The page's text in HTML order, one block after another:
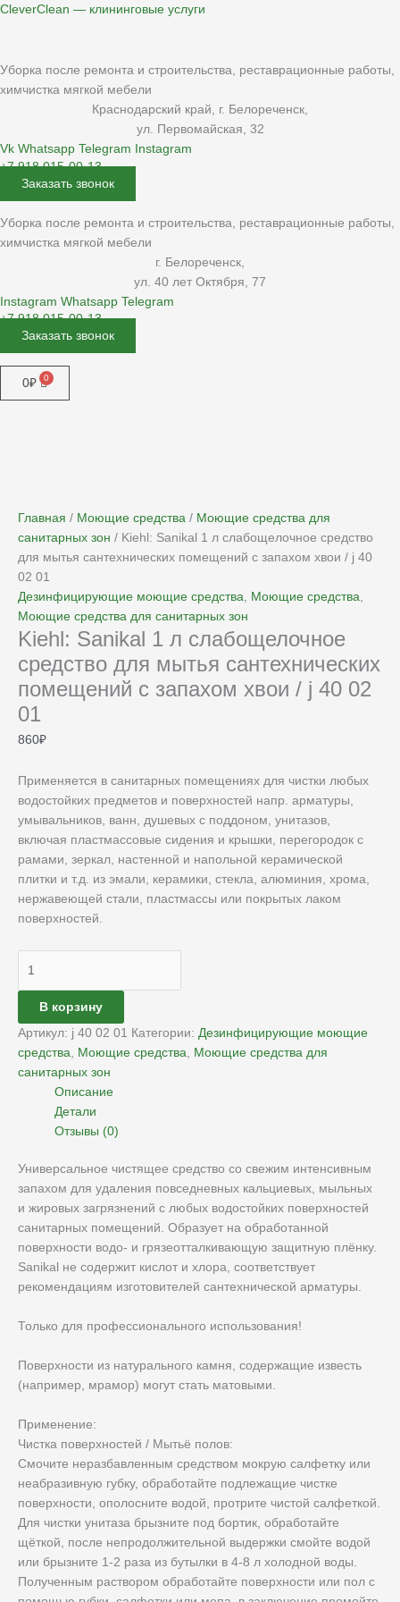
Перейти
CleverClean — клининговые услуги
Уборка после ремонта и строительства, реставрационные работы,
химчистка мягкой мебели
Краснодарский край, г. Белореченск,
ул. Первомайская, 32
Vk Whatsapp Telegram
Instagram
+7 918 015-00-13
Заказать звонок
Уборка после ремонта и строительства, реставрационные работы,
химчистка мягкой мебели
г. Белореченск,
ул. 40 лет Октября, 77
Instagram Whatsapp Telegram
+7 918 015-00-13
Заказать звонок
Меню
0₽
Главная / Моющие средства / Моющие средства для
санитарных зон / Kiehl: Sanikal 1 л слабощелочное средство
для мытья сантехнических помещений с запахом хвои / j 40
02 01
Дезинфицирующие моющие средства
Моющие средства
Моющие средства для санитарных зон
Kiehl: Sanikal 1 л слабощелочное
средство для мытья сантехнических
помещений с запахом хвои / j 40 02
01
860₽
Применяется в санитарных помещениях для чистки любых
водостойких предметов и поверхностей напр. арматуры,
умывальников, ванн, душевых с поддоном, унитазов,
включая пластмассовые сидения и крышки, перегородок с
рамами, зеркал, настенной и напольной керамической
плитки и т.д. из эмали, керамики, стекла, алюминия, хрома,
нержавеющей стали, пластмассы или покрытых лаком
поверхностей.
Количество
Sanikal
1
средство
для
мытья
сантехнических
помещений
с
/
40
02
01
В корзину
Артикул: j 40 02 01 Категории: Дезинфицирующие моющие
средства
Моющие средства
Моющие средства для
санитарных зон
Описание
Детали
Отзывы (0)
Универсальное чистящее средство со свежим интенсивным
запахом для удаления повседневных кальциевых, мыльных
и жировых загрязнений с любых водостойких поверхностей
санитарных помещений. Образует на обработанной
поверхности водо- и грязеотталкивающую защитную плёнку.
Sanikal не содержит кислот и хлора, соответствует
рекомендациям изготовителей сантехнической арматуры.
Только для профессионального использования!
Поверхности из натурального камня, содержащие известь
(например, мрамор) могут стать матовыми.
Применение:
Чистка поверхностей / Мытьё полов:
Смочите неразбавленным средством мокрую салфетку или
неабразивную губку, обработайте подлежащие чистке
поверхности, ополосните водой, протрите чистой салфеткой.
Для чистки унитаза брызните под бортик, обработайте
щёткой, после непродолжительной выдержки смойте водой
или брызните 1-2 раза из бутылки в 4-8 л холодной воды.
Полученным раствором обработайте поверхности или пол с